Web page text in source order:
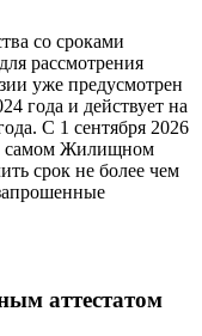
со сроками
рассмотрения
уже предусмотрен
года и действует на
С 1 сентября 2026
в самом Жилищном
срок не более чем
аттестатом